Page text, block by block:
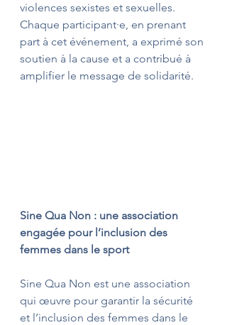
violences sexistes et sexuelles.
Chaque participant·e, en prenant
part à cet événement, a exprimé son
soutien à la cause et a contribué à
amplifier le message de solidarité.
Sine Qua Non : une association
engagée pour l’inclusion des
femmes dans le sport
Sine Qua Non est une association
qui œuvre pour garantir la sécurité
et l’inclusion des femmes dans le